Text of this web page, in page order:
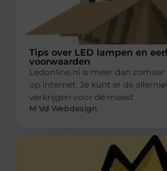
Tips over LED lampen en
voorwaarden
Ledonline.nl is meer dan
op internet. Je kunt er de
verkrijgen voor de meest
M Vd Webdesign